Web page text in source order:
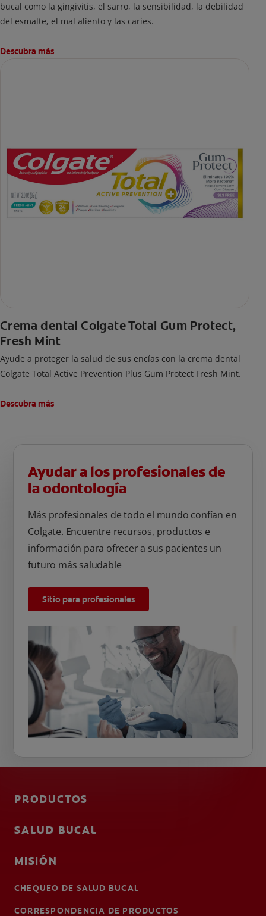
bucal como la gingivitis, el sarro, la sensibilidad, la debilidad
del esmalte, el mal aliento y las caries.
Descubra más
Crema dental Colgate Total Gum Protect,
Fresh Mint
Ayude a proteger la salud de sus encías con la crema dental
Colgate Total Active Prevention Plus Gum Protect Fresh Mint.
Descubra más
Ayudar a los profesionales de
la odontología
Más profesionales de todo el mundo confían en
Colgate. Encuentre recursos, productos e
información para ofrecer a sus pacientes un
futuro más saludable
Sitio para profesionales
PRODUCTOS
SALUD BUCAL
MISIÓN
CHEQUEO DE SALUD BUCAL
CORRESPONDENCIA DE PRODUCTOS